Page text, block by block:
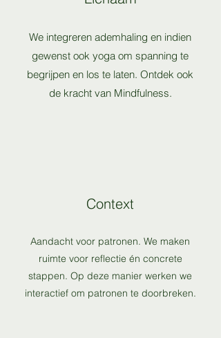
We integreren ademhaling en indien
gewenst ook yoga om spanning te
begrijpen en los te laten. Ontdek ook
de kracht van Mindfulness.
Context
Aandacht voor patronen. We maken
ruimte voor reflectie én concrete
stappen. Op deze manier werken we
interactief om patronen te doorbreken.